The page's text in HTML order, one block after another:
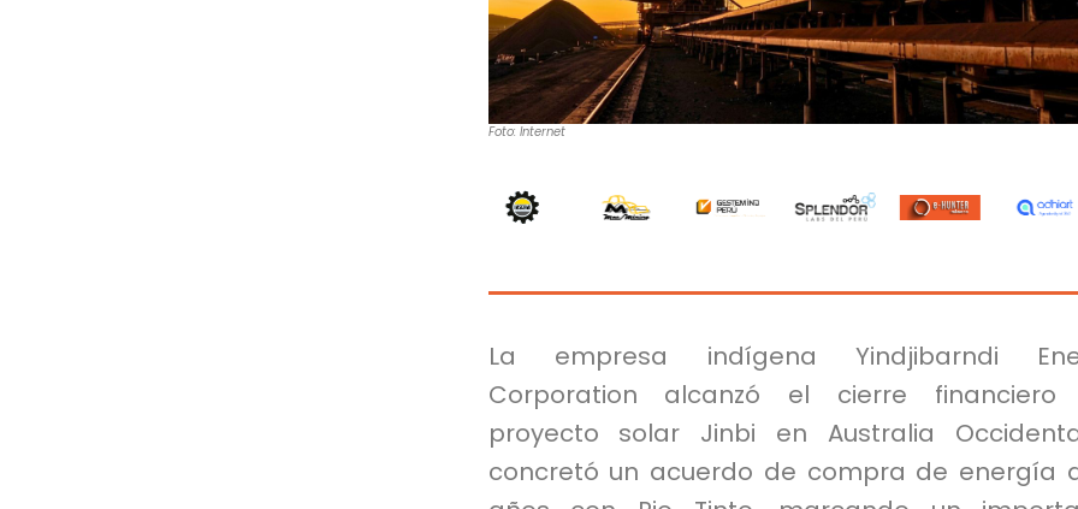
Foto: Internet
La empresa indígena Yindjibarndi
Corporation alcanzó el cierre financiero
proyecto solar Jinbi en Australia
concretó un acuerdo de compra de energía